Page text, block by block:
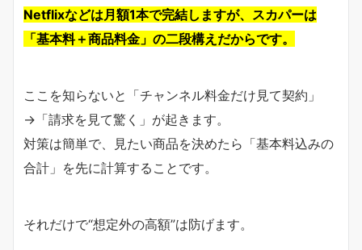
Netflixなどは月額1本で完結しますが、スカパーは
「基本料＋商品料金」の二段構えだからです。
ここを知らないと「チャンネル料金だけ見て契約」
→「請求を見て驚く」が起きます。
対策は簡単で、見たい商品を決めたら「基本料込みの
合計」を先に計算することです。
それだけで“想定外の高額”は防げます。